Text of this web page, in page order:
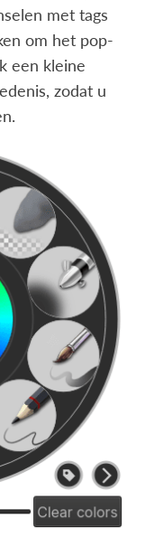
met tags
om het pop-
een kleine
zodat u